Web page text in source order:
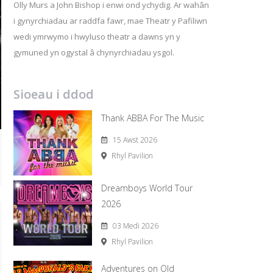
Olly Murs a John Bishop i enwi ond ychydig. Ar wahân
i gynyrchiadau ar raddfa fawr, mae Theatr y Pafiliwn
wedi ymrwymo i hwyluso theatr a dawns yn y
gymuned yn ogystal â chynyrchiadau ysgol.
Sioeau i ddod
Thank ABBA For The Music
15 Awst 2026
Rhyl Pavilion
Dreamboys World Tour
2026
03 Medi 2026
Rhyl Pavilion
Adventures on Old